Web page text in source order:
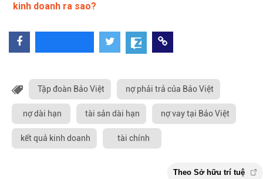
kinh doanh ra sao?
Tập đoàn Bảo Việt nợ phải trả của Bảo Việt
nợ dài hạn tài sản dài hạn nợ vay tại Bảo Việt
kết quả kinh doanh tài chính